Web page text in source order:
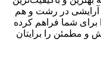
آرایشی در رشت و هم
برای شما فراهم کرده
و مطمئن را برایتان